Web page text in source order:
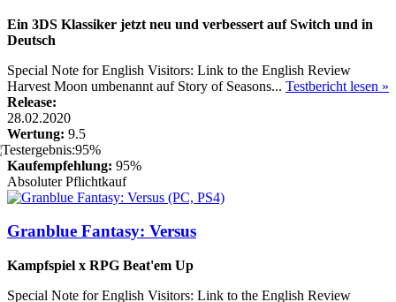
Ein 3DS Klassiker jetzt neu und verbessert auf Switch und in
Deutsch
Special Note for English Visitors: Link to the English Review
Harvest Moon umbenannt auf Story of Seasons... Testbericht lesen »
Release:
28.02.2020
Wertung: 9.5
Kaufempfehlung: 95%
Absoluter Pflichtkauf
Granblue Fantasy: Versus
Kampfspiel x RPG Beat'em Up
Special Note for English Visitors: Link to the English Review